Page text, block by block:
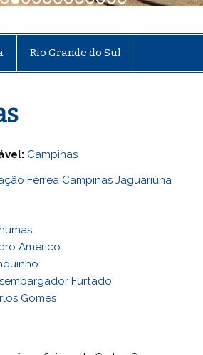
2 3 4 5 6 7 8 910111213
Rio Grande do Sul
Campinas
Férrea Campinas Jaguariúna
Américo
Furtado
Gomes